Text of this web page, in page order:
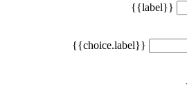
{{label}}
{{choice.label}}